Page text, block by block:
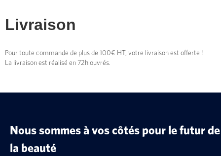
Livraison
Pour toute commande de plus de 100€ HT, votre livraison est offerte !
La livraison est réalisé en 72h ouvrés.
Nous sommes à vos côtés pour le futur de
la beauté